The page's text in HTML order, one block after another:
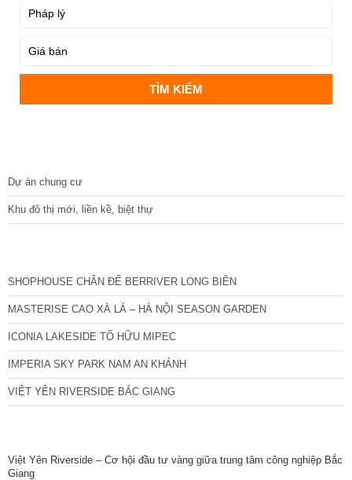
Dự án chung cư
Khu đô thị mới, liền kề, biệt thự
SHOPHOUSE CHÂN ĐẾ BERRIVER LONG BIÊN
MASTERISE CAO XÀ LÁ – HÀ NỘI SEASON GARDEN
ICONIA LAKESIDE TỐ HỮU MIPEC
IMPERIA SKY PARK NAM AN KHÁNH
VIỆT YÊN RIVERSIDE BẮC GIANG
Việt Yên Riverside – Cơ hội đầu tư vàng giữa trung tâm công nghiệp Bắc
Giang